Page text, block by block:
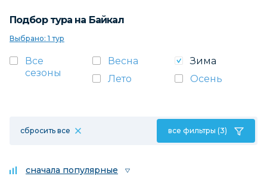
Подбор тура на Байкал
Выбрано: 1 тур
Все
сезоны
Весна
Зима
Лето
Осень
сбросить все все фильтры (3)
сначала популярные